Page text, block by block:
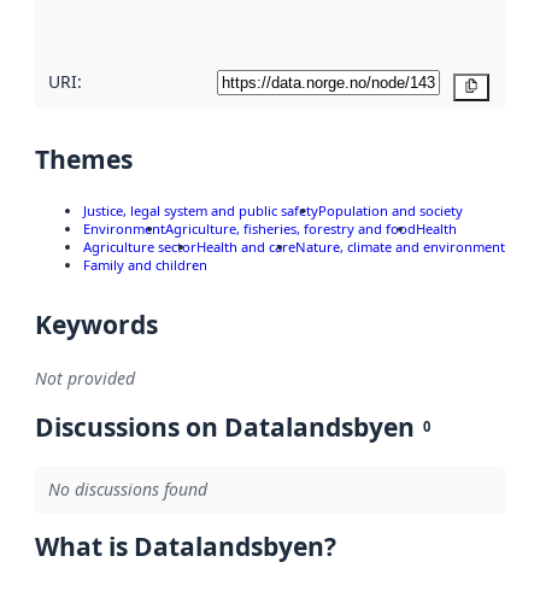
URI:
Themes
Justice, legal system and public safetyPopulation and society
EnvironmentAgriculture, fisheries, forestry and foodHealth
Agriculture sectorHealth and careNature, climate and environment
Family and children
Keywords
Not provided
Discussions on Datalandsbyen 0
No discussions found
What is Datalandsbyen?